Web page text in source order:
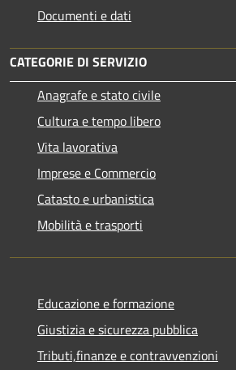
Documenti e dati
CATEGORIE DI SERVIZIO
Anagrafe e stato civile
Cultura e tempo libero
Vita lavorativa
Imprese e Commercio
Catasto e urbanistica
Mobilità e trasporti
Educazione e formazione
Giustizia e sicurezza pubblica
Tributi,finanze e contravvenzioni